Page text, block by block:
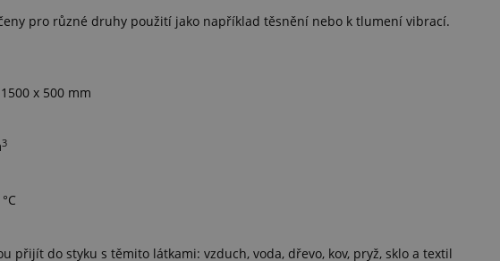
pro různé druhy použití jako například těsnění nebo k tlumení vibrací.
x 500 mm
3
přijít do styku s těmito látkami: vzduch, voda, dřevo, kov, pryž, sklo a textil